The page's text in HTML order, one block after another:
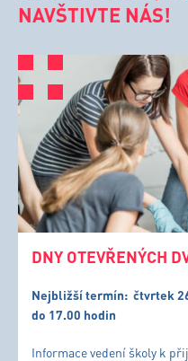
NAVŠTIVTE NÁS!
DNY OTEVŘENÝCH
Nejbližší termín: čtvrtek
do 17.00 hodin
Informace vedení školy k